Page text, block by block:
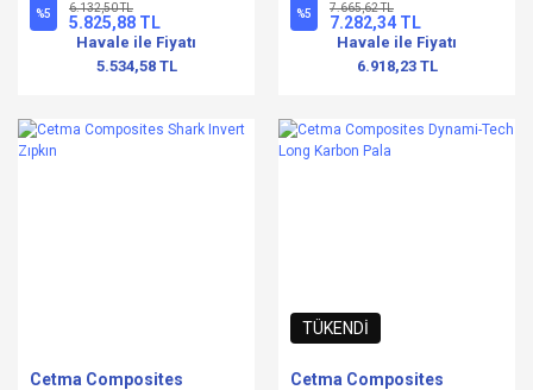
%5 6.132,50 TL
5.825,88 TL
Havale ile Fiyatı
5.534,58 TL
%5 7.665,62 TL
7.282,34 TL
Havale ile Fiyatı
6.918,23 TL
Cetma Composites
TÜKENDİ
Cetma Composites